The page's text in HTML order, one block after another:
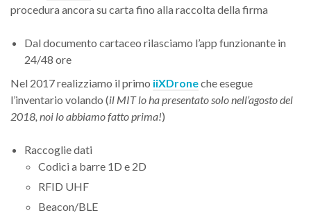
procedura ancora su carta fino alla raccolta della firma
Dal documento cartaceo rilasciamo l’app funzionante in
24/48 ore
Nel 2017 realizziamo il primo iiXDroneche esegue
l’inventario volando (il MIT lo ha presentato solo nell’agosto del
2018, noi lo abbiamo fatto prima!)
Raccoglie dati
Codici a barre 1D e 2D
RFID UHF
Beacon/BLE